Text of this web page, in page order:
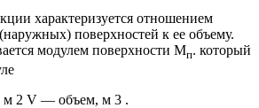
характеризуется отношением
поверхностей к ее объему.
модулем поверхности Мп. который
м 2 V — объем, м 3 .